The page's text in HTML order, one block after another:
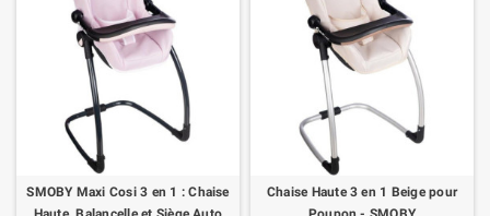
SMOBY Maxi Cosi 3 en 1 : Chaise
Chaise Haute 3 en 1 Beige pour